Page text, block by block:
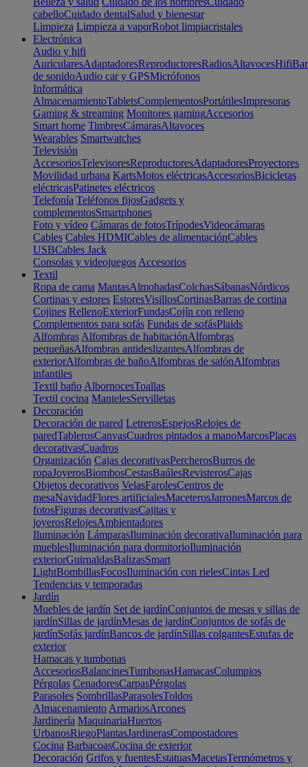
cabelloCuidado dentalSalud y bienestar
Limpieza Limpieza a vaporRobot limpiacristales
Electrónica
Audio y hifi
AuricularesAdaptadoresReproductoresRadiosAltavocesHifi
de sonidoAudio car y GPSMicrófonos
Informática
AlmacenamientoTabletsComplementosPortátilesImpresoras
Gaming & streaming Monitores gamingAccesorios
Smart home TimbresCámarasAltavoces
Wearables Smartwatches
Televisión
AccesoriosTelevisoresReproductoresAdaptadoresProyectores
Movilidad urbana KartsMotos eléctricasAccesoriosBicicletas
eléctricasPatinetes eléctricos
Telefonía Teléfonos fijosGadgets y
complementosSmartphones
Foto y vídeo Cámaras de fotosTrípodesVideocámaras
Cables Cables HDMICables de alimentaciónCables
USBCables Jack
Consolas y videojuegos Accesorios
Textil
Ropa de cama MantasAlmohadasColchasSábanasNórdicos
Cortinas y estores EstoresVisillosCortinasBarras de cortina
Cojines RellenoExteriorFundasCojín con relleno
Complementos para sofás Fundas de sofásPlaids
Alfombras Alfombras de habitaciónAlfombras
pequeñasAlfombras antideslizantesAlfombras de
exteriorAlfombras de bañoAlfombras de salónAlfombras
infantiles
Textil baño AlbornocesToallas
Textil cocina MantelesServilletas
Decoración
Decoración de pared LetrerosEspejosRelojes de
paredTablerosCanvasCuadros pintados a manoMarcosPlacas
decorativasCuadros
Organización Cajas decorativasPercherosBurros de
ropaJoyerosBiombosCestasBaúlesRevisterosCajas
Objetos decorativos VelasFarolesCentros de
mesaNavidadFlores artificialesMaceterosJarronesMarcos de
fotosFiguras decorativasCajitas y
joyerosRelojesAmbientadores
Iluminación LámparasIluminación decorativaIluminación para
mueblesIluminación para dormitorioIluminación
exteriorGuirnaldasBalizasSmart
LightBombillasFocosIluminación con rielesCintas Led
Tendencias y temporadas
Jardín
Muebles de jardín Set de jardínConjuntos de mesas y sillas de
jardínSillas de jardínMesas de jardínConjuntos de sofás de
jardínSofás jardínBancos de jardínSillas colgantesEstufas de
exterior
Hamacas y tumbonas
AccesoriosBalancinesTumbonasHamacasColumpios
Pérgolas CenadoresCarpasPérgolas
Parasoles SombrillasParasolesToldos
Almacenamiento ArmariosArcones
Jardinería MaquinariaHuertos
UrbanosRiegoPlantasJardinerasCompostadores
Cocina BarbacoasCocina de exterior
Decoración Grifos y fuentesEstatuasMacetasTermómetros y